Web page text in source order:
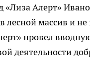
Алерт»
массив и не
провел
деятельности